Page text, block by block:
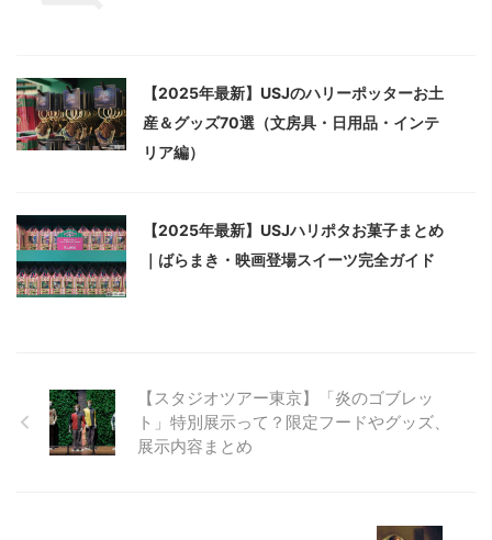
【2025年最新】USJのハリーポッターお土
産＆グッズ70選（文房具・日用品・インテ
リア編）
【2025年最新】USJハリポタお菓子まとめ
｜ばらまき・映画登場スイーツ完全ガイド
【スタジオツアー東京】「炎のゴブレッ
ト」特別展示って？限定フードやグッズ、
展示内容まとめ